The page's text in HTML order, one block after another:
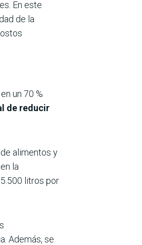
En este
de la
un 70 %
de reducir
alimentos y
la
litros por
Además, se